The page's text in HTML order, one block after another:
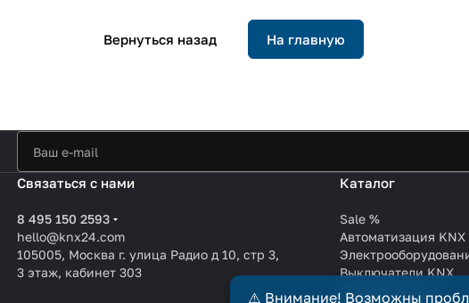
Вернуться назад На главную
Связаться с нами
8 495 150 2593
hello@knx24.com
105005, Москва г. улица Радио д 10, стр 3,
3 этаж, кабинет 303
Каталог
Sale %
Автоматизация KNX
Выключатели KNX
Производители
⚠️ Внимание! Возможны